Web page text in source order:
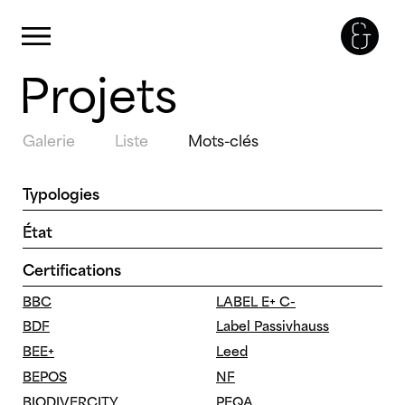
Skip
to
content
Projets
Galerie Liste Mots-clés
Typologies
Bureaux
Enseignement
Equipements
Logements
Santé
État
Concours
En chantier
Livré
Certifications
BBC
BDF
BEE+
BEPOS
BIODIVERCITY
LABEL E+ C-
Label Passivhauss
Leed
NF
PEQA